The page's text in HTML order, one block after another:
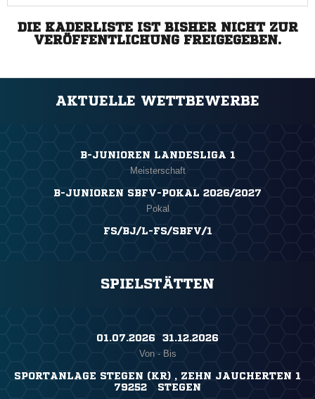
DIE KADERLISTE IST BISHER NICHT ZUR
VERÖFFENTLICHUNG FREIGEGEBEN.
AKTUELLE WETTBEWERBE
B-JUNIOREN LANDESLIGA 1
Meisterschaft
B-JUNIOREN SBFV-POKAL 2026/2027
Pokal
FS/BJ/L-FS/SBFV/1
SPIELSTÄTTEN
01.07.2026 ​ 31.12.2026
Von - Bis
SPORTANLAGE STEGEN (KR) , ZEHN JAUCHERTEN 1
79252 STEGEN